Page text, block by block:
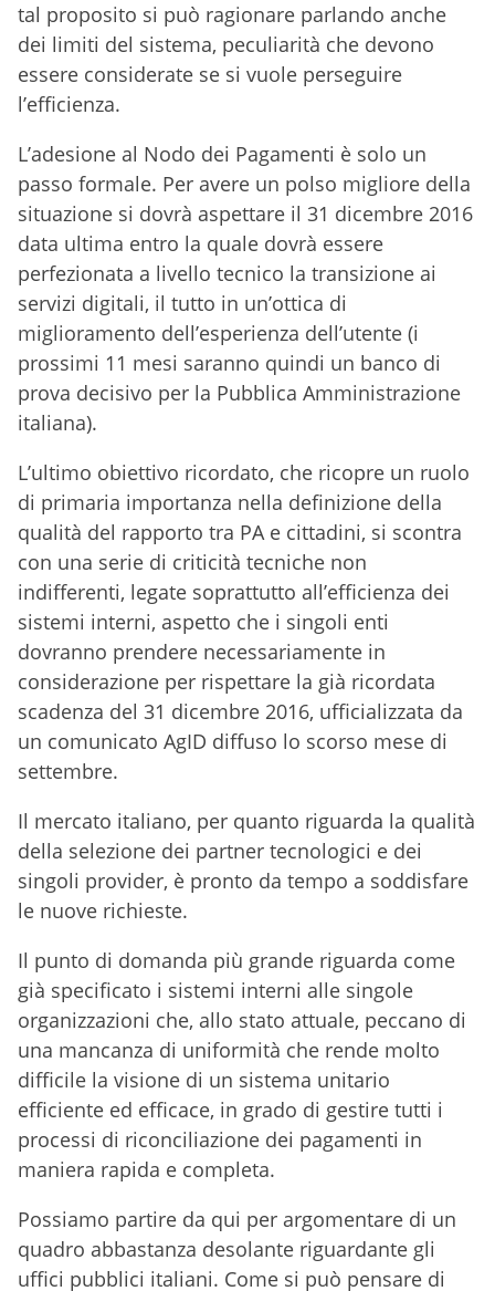
tal proposito si può ragionare parlando anche
dei limiti del sistema, peculiarità che devono
essere considerate se si vuole perseguire
l’efficienza.
L’adesione al Nodo dei Pagamenti è solo un
passo formale. Per avere un polso migliore della
situazione si dovrà aspettare il 31 dicembre 2016
data ultima entro la quale dovrà essere
perfezionata a livello tecnico la transizione ai
servizi digitali, il tutto in un’ottica di
miglioramento dell’esperienza dell’utente (i
prossimi 11 mesi saranno quindi un banco di
prova decisivo per la Pubblica Amministrazione
italiana).
L’ultimo obiettivo ricordato, che ricopre un ruolo
di primaria importanza nella definizione della
qualità del rapporto tra PA e cittadini, si scontra
con una serie di criticità tecniche non
indifferenti, legate soprattutto all’efficienza dei
sistemi interni, aspetto che i singoli enti
dovranno prendere necessariamente in
considerazione per rispettare la già ricordata
scadenza del 31 dicembre 2016, ufficializzata da
un comunicato AgID diffuso lo scorso mese di
settembre.
Il mercato italiano, per quanto riguarda la qualità
della selezione dei partner tecnologici e dei
singoli provider, è pronto da tempo a soddisfare
le nuove richieste.
Il punto di domanda più grande riguarda come
già specificato i sistemi interni alle singole
organizzazioni che, allo stato attuale, peccano di
una mancanza di uniformità che rende molto
difficile la visione di un sistema unitario
efficiente ed efficace, in grado di gestire tutti i
processi di riconciliazione dei pagamenti in
maniera rapida e completa.
Possiamo partire da qui per argomentare di un
quadro abbastanza desolante riguardante gli
uffici pubblici italiani. Come si può pensare di